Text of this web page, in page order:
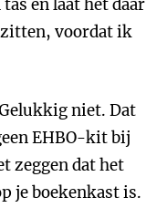
en laat het daar
zitten, voordat ik
niet. Dat
EHBO-kit bij
zeggen dat het
je boekenkast is.